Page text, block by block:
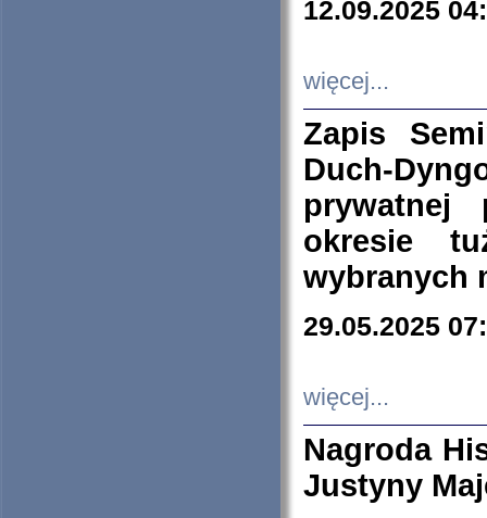
12.09.2025
więcej...
Zapis
Duch-
prywatnej
okresie
wybranych
29.05.2025
więcej...
Nagroda
Justyny